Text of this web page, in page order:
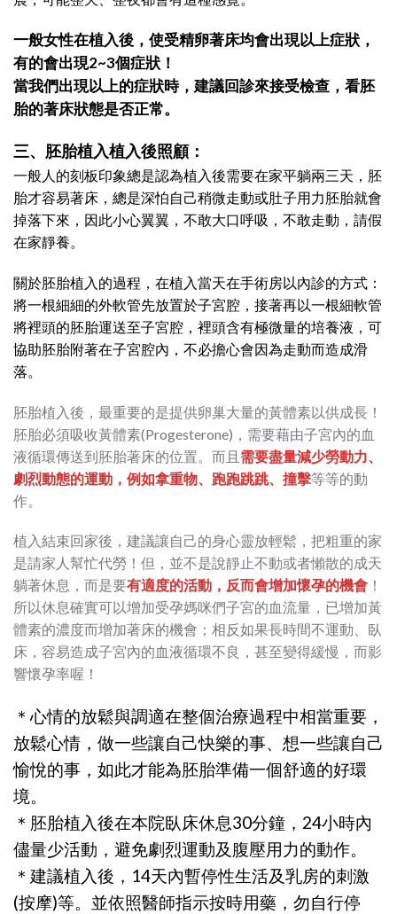
一般女性在植入後，使受精卵著床均會出現以上症狀，
有的會出現2~3個症狀！
當我們出現以上的症狀時，建議回診來接受檢查，看胚
胎的著床狀態是否正常。
三、胚胎植入植入後照顧：
一般人的刻板印象總是認為植入後需要在家平躺兩三天，胚
胎才容易著床，總是深怕自己稍微走動或肚子用力胚胎就會
掉落下來，因此小心翼翼，不敢大口呼吸，不敢走動，請假
在家靜養。
關於胚胎植入的過程，在植入當天在手術房以內診的方式：
將一根細細的外軟管先放置於子宮腔，接著再以一根細軟管
將裡頭的胚胎運送至子宮腔，裡頭含有極微量的培養液，可
協助胚胎附著在子宮腔內，不必擔心會因為走動而造成滑
落。
胚胎植入後，最重要的是提供卵巢大量的黃體素以供成長！
胚胎必須吸收黃體素(Progesterone)，需要藉由子宮內的血
液循環傳送到胚胎著床的位置。而且 需要盡量減少勞動力、
劇烈動態的運動，例如拿重物、跑跑跳跳、撞擊等等的動
作。
植入結束回家後，建議讓自己的身心靈放輕鬆，把粗重的家
是請家人幫忙代勞！但，並不是說靜止不動或者懶散的成天
躺著休息，而是要有適度的活動，反而會增加懷孕的機會 ！
所以休息確實可以增加受孕媽咪們子宮的血流量，已增加黃
體素的濃度而增加著床的機會；相反如果長時間不運動、臥
床，容易造成子宮內的血液循環不良，甚至變得緩慢，而影
響懷孕率喔！
＊心情的放鬆與調適在整個治療過程中相當重要，
放鬆心情，做一些讓自己快樂的事、想一些讓自己
愉悅的事，如此才能為胚胎準備一個舒適的好環
境。
＊胚胎植入後在本院臥床休息30分鐘，24小時內
儘量少活動，避免劇烈運動及腹壓用力的動作。
＊建議植入後，14天內暫停性生活及乳房的刺激
(按摩)等。並依照醫師指示按時用藥，勿自行停